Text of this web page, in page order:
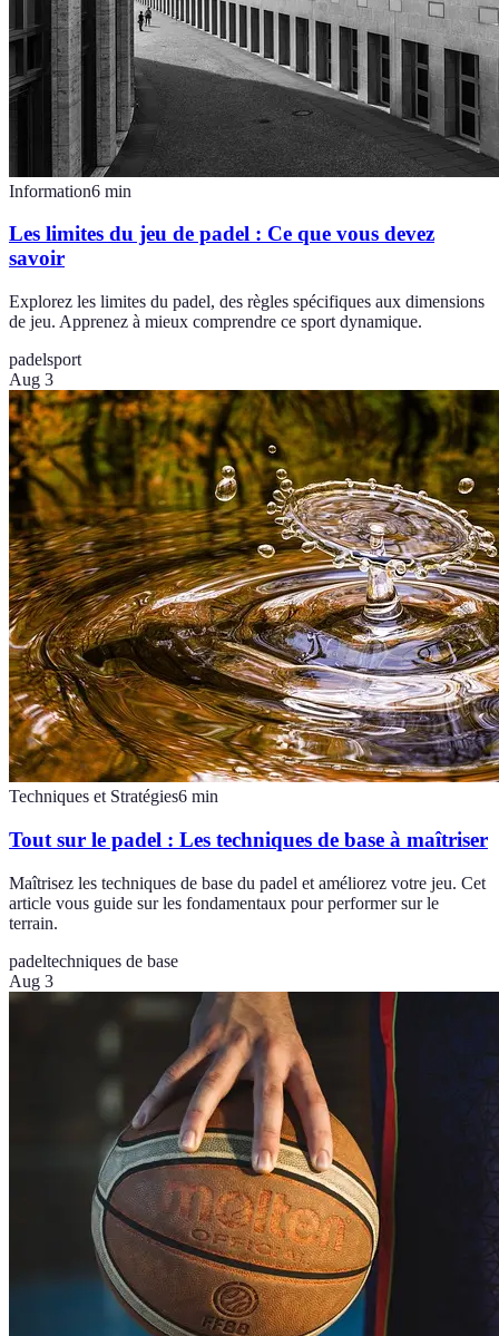
Information6 min
Les limites du jeu de padel : Ce que vous devez
savoir
Explorez les limites du padel, des règles spécifiques aux dimensions
de jeu. Apprenez à mieux comprendre ce sport dynamique.
padelsport
Aug 3
Techniques et Stratégies6 min
Tout sur le padel : Les techniques de base à maîtriser
Maîtrisez les techniques de base du padel et améliorez votre jeu. Cet
article vous guide sur les fondamentaux pour performer sur le
terrain.
padeltechniques de base
Aug 3